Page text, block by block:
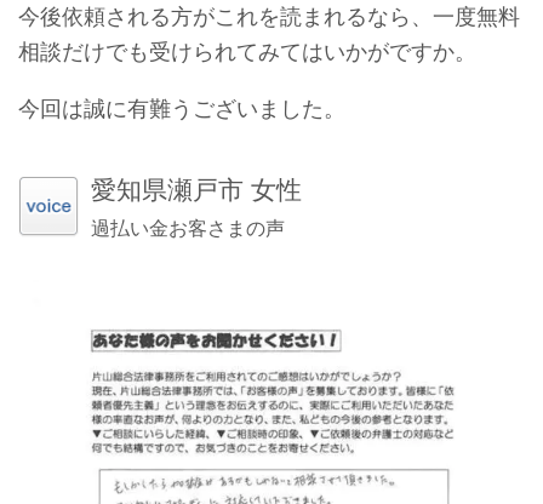
今後依頼される方がこれを読まれるなら、一度無料
相談だけでも受けられてみてはいかがですか。
今回は誠に有難うございました。
愛知県瀬戸市 女性
過払い金お客さまの声